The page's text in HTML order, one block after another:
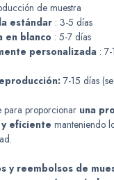
de muestra
estándar : 3-5 días
en blanco : 5-7 días
personalizada :
7-15 días
para proporcionar una
eficiente manteniendo
y reembolsos de